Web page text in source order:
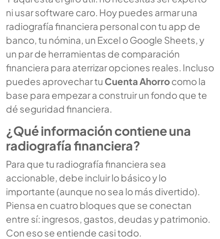
ni usar software caro. Hoy puedes armar una
radiografía financiera personal con tu app de
banco, tu nómina, un Excel o Google Sheets, y
un par de herramientas de comparación
financiera para aterrizar opciones reales. Incluso
puedes aprovechar tu Cuenta Ahorrocomo la
base para empezar a construir un fondo que te
dé seguridad financiera.
¿Qué información contiene una
radiografía financiera?
Para que tu radiografía financiera sea
accionable, debe incluir lo básico y lo
importante (aunque no sea lo más divertido).
Piensa en cuatro bloques que se conectan
entre sí: ingresos, gastos, deudas y patrimonio.
Con eso se entiende casi todo.